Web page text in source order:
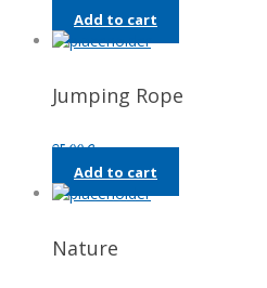
Add to cart
Jumping Rope
25,00€
Add to cart
Nature